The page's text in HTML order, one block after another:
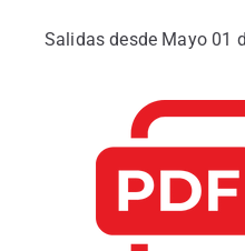
Salidas desde Mayo 01